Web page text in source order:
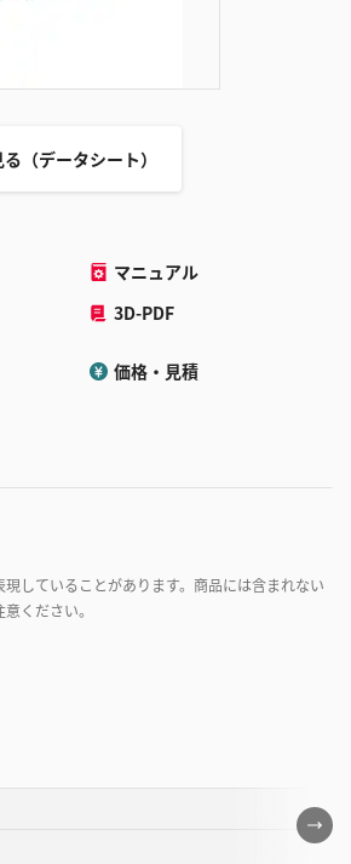
（データシート）
マニュアル
3D-PDF
価格・見積
していることがあります。商品には含まれない
ください。
こ
の